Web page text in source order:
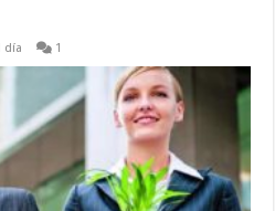
día 1